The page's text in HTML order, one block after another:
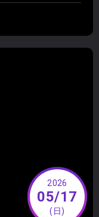
2026
05/17
(日)